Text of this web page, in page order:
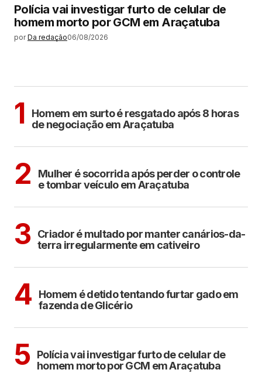
Polícia vai investigar furto de celular de
homem morto por GCM em Araçatuba
por Da redação06/08/2026
1
Homem em surto é resgatado após 8 horas
de negociação em Araçatuba
2
Mulher é socorrida após perder o controle
e tombar veículo em Araçatuba
3 Criador é multado por manter canários-da-
terra irregularmente em cativeiro
4
Homem é detido tentando furtar gado em
fazenda de Glicério
5 Polícia vai investigar furto de celular de
homem morto por GCM em Araçatuba